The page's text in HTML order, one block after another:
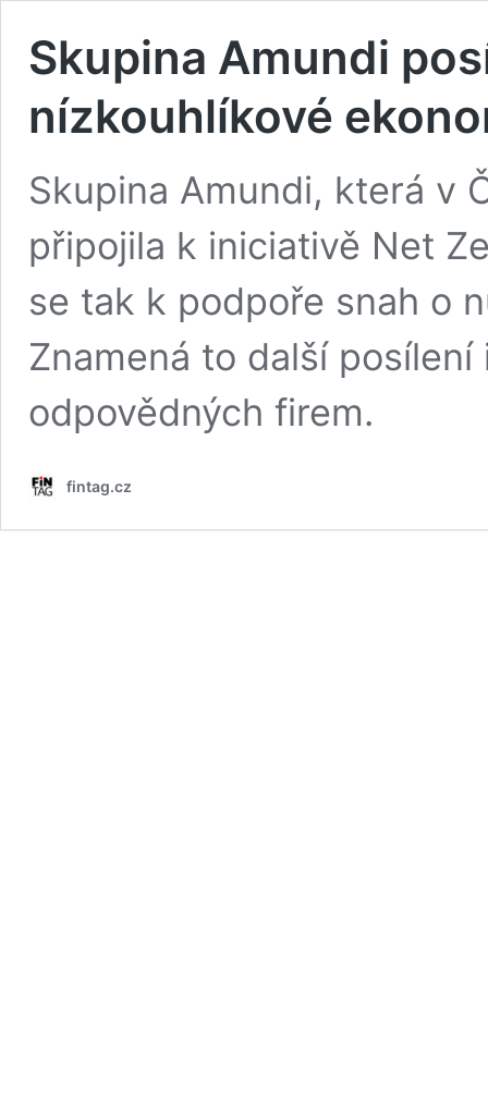
Skupina Amundi
nízkouhlíkové
Skupina Amundi, která v
připojila k iniciativě Net
se tak k podpoře snah o
Znamená to další
odpovědných firem.
fintag.cz